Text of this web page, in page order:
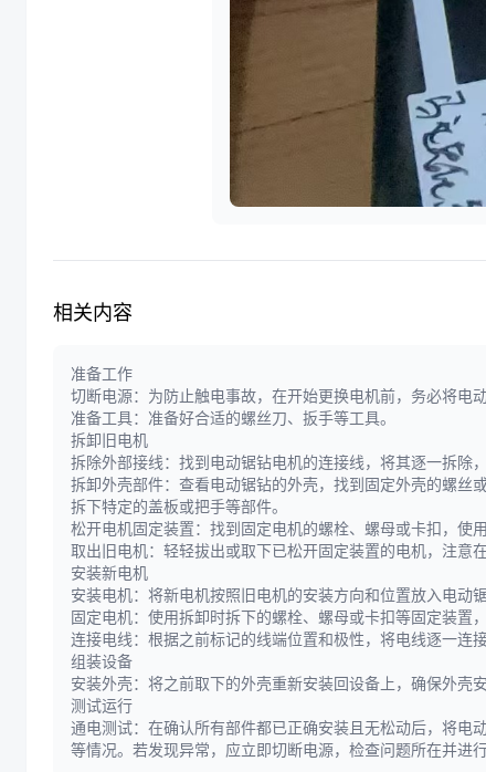
相关内容
准备工作
切断电源：为防止触电事故，在开始更换电机前，务必将电
准备工具：准备好合适的螺丝刀、扳手等工具。
拆卸旧电机
拆除外部接线：找到电动锯钻电机的连接线，将其逐一拆除
拆卸外壳部件：查看电动锯钻的外壳，找到固定外壳的螺丝
拆下特定的盖板或把手等部件。
松开电机固定装置：找到固定电机的螺栓、螺母或卡扣，使
取出旧电机：轻轻拔出或取下已松开固定装置的电机，注意
安装新电机
安装电机：将新电机按照旧电机的安装方向和位置放入电动
固定电机：使用拆卸时拆下的螺栓、螺母或卡扣等固定装
连接电线：根据之前标记的线端位置和极性，将电线逐一连
组装设备
安装外壳：将之前取下的外壳重新安装回设备上，确保外壳
测试运行
通电测试：在确认所有部件都已正确安装且无松动后，将电
等情况。若发现异常，应立即切断电源，检查问题所在并进行